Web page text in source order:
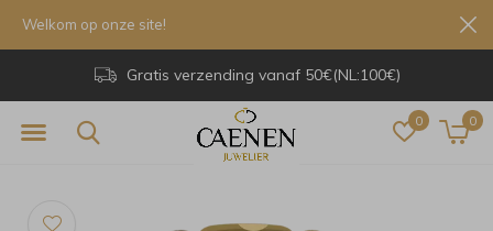
0 0
Gratis verzending vanaf 50€(NL:100€)
Welkom op onze site!